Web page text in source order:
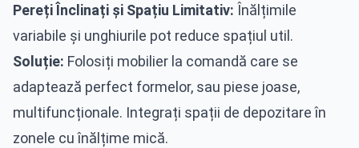
Pereți Înclinați și Spațiu Limitativ: Înălțimile
variabile și unghiurile pot reduce spațiul util.
Soluție: Folosiți mobilier la comandă care se
adaptează perfect formelor, sau piese joase,
multifuncționale. Integrați spații de depozitare în
zonele cu înălțime mică.